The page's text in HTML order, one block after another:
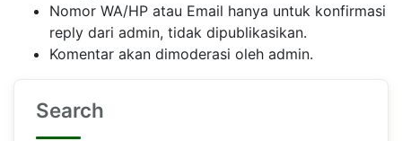
Nomor WA/HP atau Email hanya untuk konfirmasi
reply dari admin, tidak dipublikasikan.
Komentar akan dimoderasi oleh admin.
Search